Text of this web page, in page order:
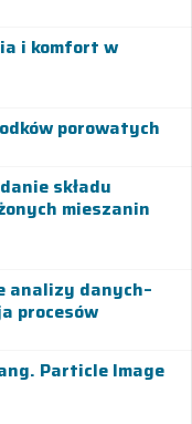
i komfort w
porowatych
składu
mieszanin
analizy danych–
procesów
Particle Image